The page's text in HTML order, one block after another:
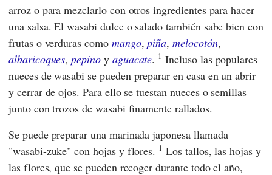
arroz o para mezclarlo con otros ingredientes para hacer
una salsa. El wasabi dulce o salado también sabe bien con
frutas o verduras como mango,piña,melocotón,
albaricoques,pepinoy aguacate. 1 Incluso las populares
nueces de wasabi se pueden preparar en casa en un abrir
y cerrar de ojos. Para ello se tuestan nueces o semillas
junto con trozos de wasabi finamente rallados.
Se puede preparar una marinada japonesa llamada
"wasabi-zuke" con hojas y flores. 1 Los tallos, las hojas y
las flores, que se pueden recoger durante todo el año,